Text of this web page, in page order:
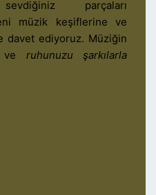
parçaları
müzik keşiflerine ve
davet ediyoruz. Müziğin
ve ruhunuzu şarkılarla